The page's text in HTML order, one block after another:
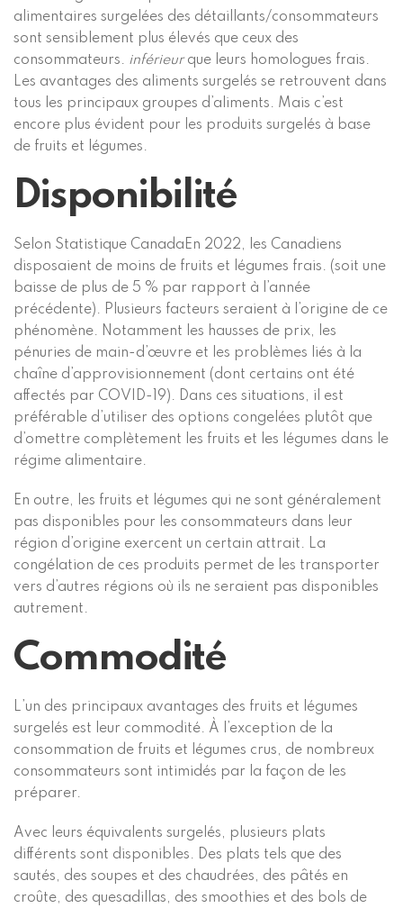
alimentaires surgelées des détaillants/consommateurs
sont sensiblement plus élevés que ceux des
consommateurs. inférieurque leurs homologues frais.
Les avantages des aliments surgelés se retrouvent dans
tous les principaux groupes d’aliments. Mais c’est
encore plus évident pour les produits surgelés à base
de fruits et légumes.
Disponibilité
Selon Statistique Canada En 2022, les Canadiens
disposaient de moins de fruits et légumes frais. (soit une
baisse de plus de 5 % par rapport à l’année
précédente). Plusieurs facteurs seraient à l’origine de ce
phénomène. Notamment les hausses de prix, les
pénuries de main-d’œuvre et les problèmes liés à la
chaîne d’approvisionnement (dont certains ont été
affectés par COVID-19). Dans ces situations, il est
préférable d’utiliser des options congelées plutôt que
d’omettre complètement les fruits et les légumes dans le
régime alimentaire.
En outre, les fruits et légumes qui ne sont généralement
pas disponibles pour les consommateurs dans leur
région d’origine exercent un certain attrait. La
congélation de ces produits permet de les transporter
vers d’autres régions où ils ne seraient pas disponibles
autrement.
Commodité
L’un des principaux avantages des fruits et légumes
surgelés est leur commodité. À l’exception de la
consommation de fruits et légumes crus, de nombreux
consommateurs sont intimidés par la façon de les
préparer.
Avec leurs équivalents surgelés, plusieurs plats
différents sont disponibles. Des plats tels que des
sautés, des soupes et des chaudrées, des pâtés en
croûte, des quesadillas, des smoothies et des bols de